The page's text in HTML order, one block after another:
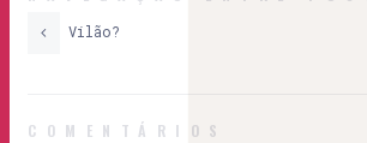
Vilão?
COMENTÁRIOS